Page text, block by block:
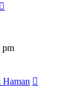
pm
Haman